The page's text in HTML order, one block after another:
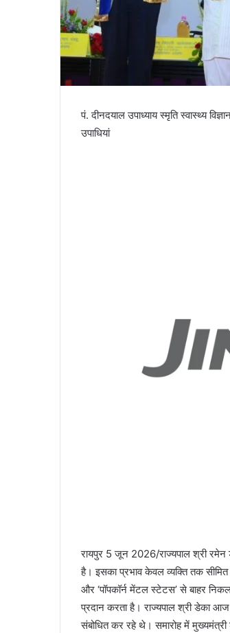
पं. दीनदयाल उपाध्याय स्मृति स्वास्थ्य
उपाधियां
रायपुर 5 जून 2026/राज्यपाल श्री रमेन
है। इसका प्रभाव केवल व्यक्ति तक सीमित
और ‘पॉपकॉर्न मेंटल स्टेटस’ से बाहर
प्रदान करता है। राज्यपाल श्री डेका आज
संबोधित कर रहे थे। समारोह में